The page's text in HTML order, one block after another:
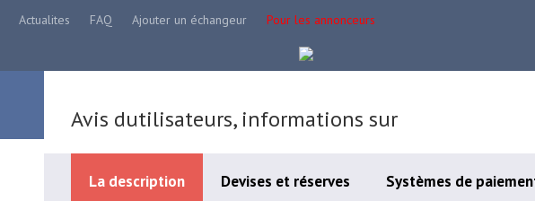
Actualites FAQ Ajouter un échangeur Pour les annonceurs
Avis dutilisateurs, informations sur
La description Devises et réserves Systèmes de